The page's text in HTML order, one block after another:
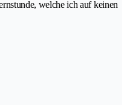
welche ich auf keinen